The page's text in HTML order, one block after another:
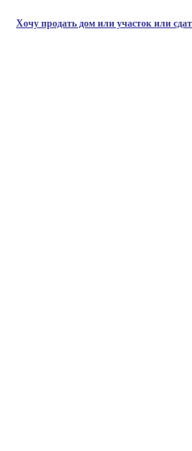
Хочу продать дом или участок или